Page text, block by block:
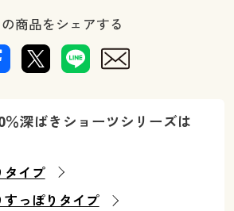
の商品をシェアする
％深ばきショーツシリーズは
タイプ
すっぽりタイプ